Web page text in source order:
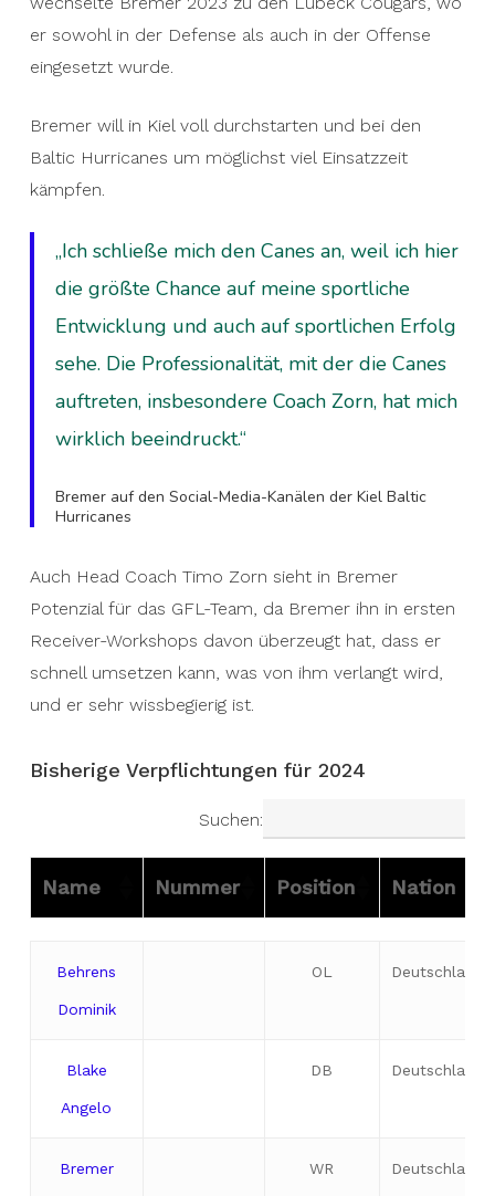
er sowohl in der Defense als auch in der Offense
eingesetzt wurde.
Bremer will in Kiel voll durchstarten und bei den
Baltic Hurricanes um möglichst viel Einsatzzeit
kämpfen.
„Ich schließe mich den Canes an, weil ich hier
die größte Chance auf meine sportliche
Entwicklung und auch auf sportlichen Erfolg
sehe. Die Professionalität, mit der die Canes
auftreten, insbesondere Coach Zorn, hat mich
wirklich beeindruckt.“
Bremer auf den Social-Media-Kanälen der Kiel Baltic
Hurricanes
Auch Head Coach Timo Zorn sieht in Bremer
Potenzial für das GFL-Team, da Bremer ihn in ersten
Receiver-Workshops davon überzeugt hat, dass er
schnell umsetzen kann, was von ihm verlangt wird,
und er sehr wissbegierig ist.
Bisherige Verpflichtungen für 2024
Suchen:
Name Nummer Position Nation
Behrens
Dominik
OL Deutschland
Blake
Angelo
DB Deutschland
Bremer WR Deutschland